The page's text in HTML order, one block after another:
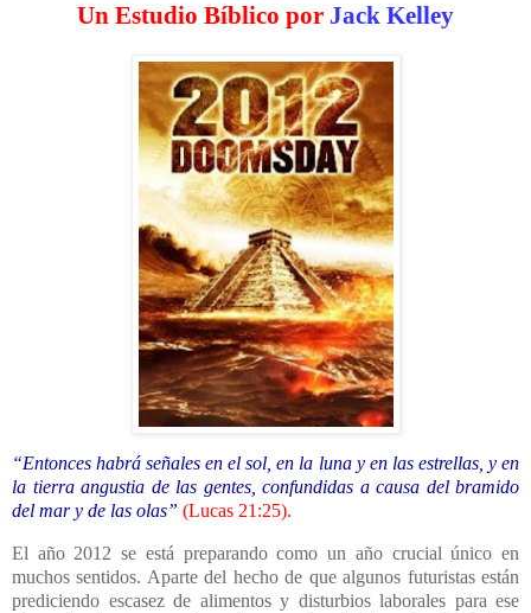
Un Estudio Bíblico por Jack Kelley
“Entonces habrá señales en el sol, en la luna y en las estrellas, y en
la tierra angustia de las gentes, confundidas a causa del bramido
del mar y de las olas” (Lucas 21:25).
El año 2012 se está preparando como un año crucial único en
muchos sentidos. Aparte del hecho de que algunos futuristas están
prediciendo escasez de alimentos y disturbios laborales para ese